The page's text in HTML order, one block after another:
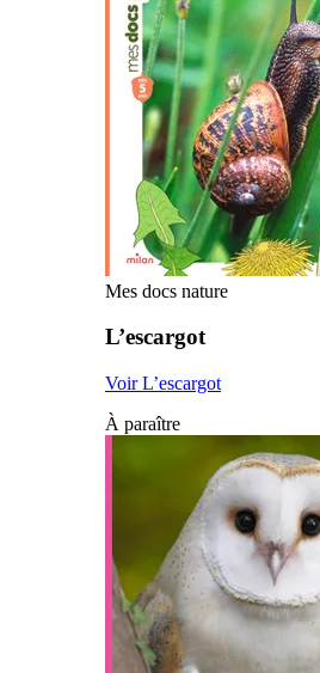
Mes docs nature
L’escargot
Voir L’escargot
À paraître